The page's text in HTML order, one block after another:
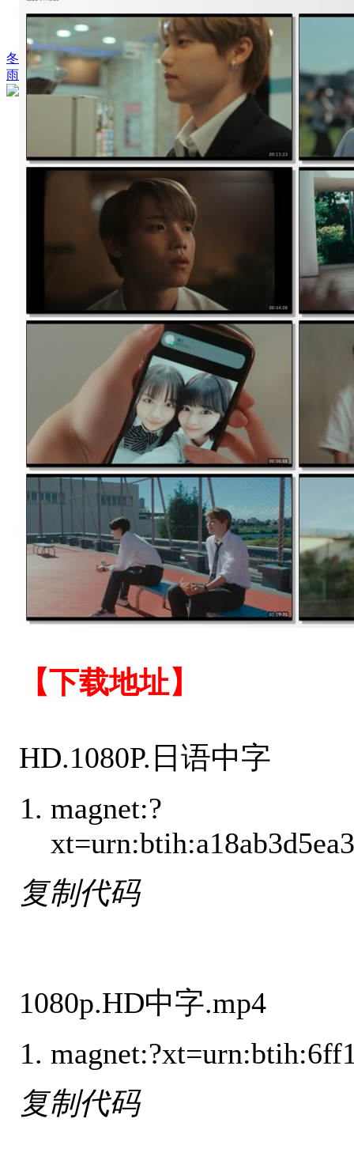
冬
雨
【下载地址】
HD.1080P.日语中字
magnet:?
复制代码
1080p.HD中字.mp4
复制代码